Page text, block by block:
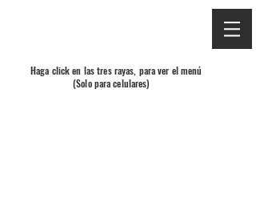
Haga click en las tres rayas, para ver el menú
(Solo para celulares)